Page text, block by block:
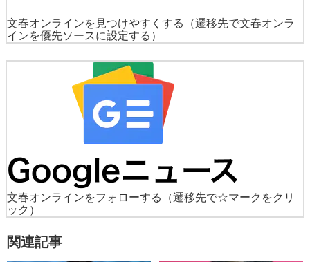
文春オンラインを見つけやすくする
（遷移先で文春オンラ
インを優先ソースに設定する）
文春オンラインをフォローする
（遷移先で☆マークをクリ
ック）
関連記事